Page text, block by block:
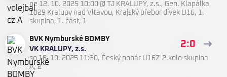
ne 12. 10. 2025 10:00 @
TJ KRALUPY, z.s., Gen. Klapálka
1029 Kralupy nad Vltavou, Krajský přebor dívek U16, 1.
skupina, 1. část, 1
BVK Nymburské BOMBY
VK KRALUPY, z.s.
2:0
so 18. 10. 2025 11:30, Český pohár U16Z-2.kolo skupina
A, 2